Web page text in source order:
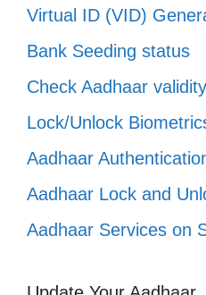
Virtual ID (VID)
Bank Seeding status
Check Aadhaar validity
Lock/Unlock
Aadhaar
Aadhaar Lock and
Aadhaar Services on